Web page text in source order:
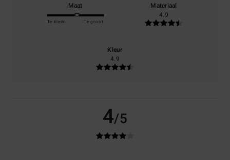
Maat
Te klein Te groot
Materiaal
4.9
Kleur
4.9
4/5